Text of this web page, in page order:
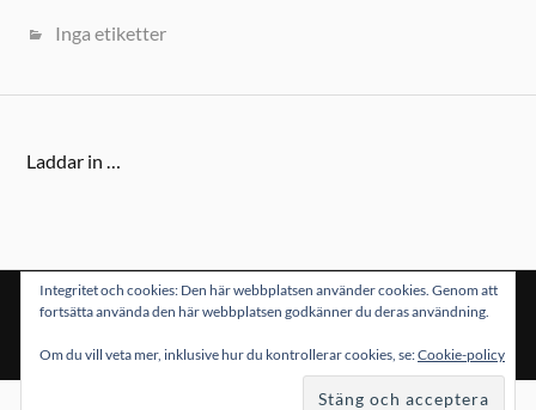
Inga etiketter
Laddar in …
WORDPRESS & TEMA AV ANDERS NORÉN
Integritet och cookies: Den här webbplatsen använder cookies. Genom att
fortsätta använda den här webbplatsen godkänner du deras användning.
Om du vill veta mer, inklusive hur du kontrollerar cookies, se:Cookie-policy